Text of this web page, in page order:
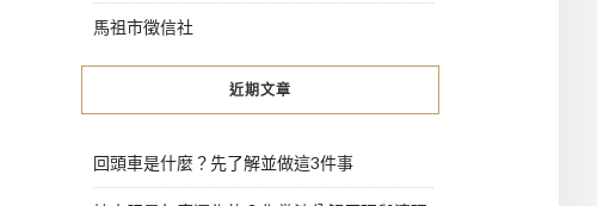
馬祖市徵信社
近期文章
回頭車是什麼？先了解並做這3件事